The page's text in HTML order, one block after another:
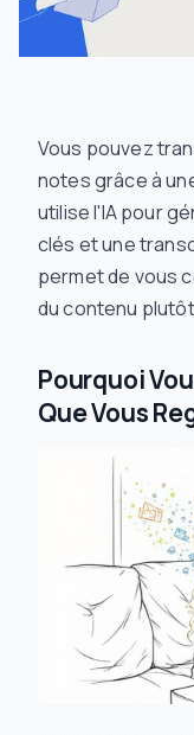
Vous pouvez
notes grâce à
utilise l'IA pour
clés et une
permet de vous
du contenu
Pourquoi
Que Vous